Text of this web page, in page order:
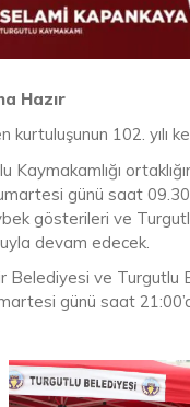
Hazır
kurtuluşunun 102.
günü saat
gösterileri ve
devam edecek.
Belediyesi ve Turgutlu
günü saat